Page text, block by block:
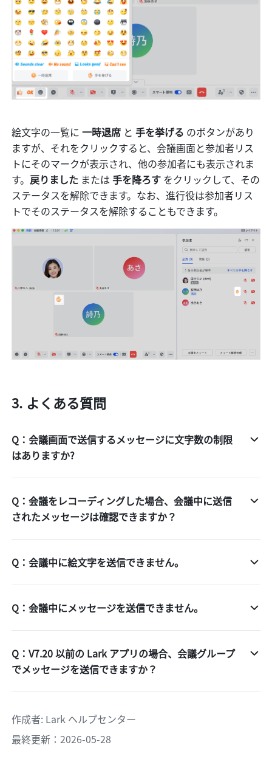
絵文字の一覧に 一時退席 と 手を挙げる のボタンがあり
ますが、それをクリックすると、会議画面と参加者リス
トにそのマークが表示され、他の参加者にも表示されま
す。 戻りました または 手を降ろす をクリックして、その
ステータスを解除できます。なお、進行役は参加者リス
トでそのステータスを解除することもできます。
よくある質問
Q：会議画面で送信するメッセージに文字数の制限
はありますか?
Q：会議をレコーディングした場合、会議中に送信
されたメッセージは確認できますか？
Q：会議中に絵文字を送信できません。
Q：会議中にメッセージを送信できません。
Q：V7.20 以前の Lark アプリの場合、会議グループ
でメッセージを送信できますか？
作成者: Lark ヘルプセンター
最終更新：2026-05-28